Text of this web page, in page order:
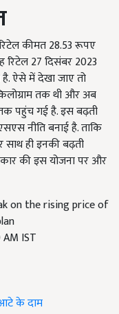
कीमत 28.53 रूपए
रिटेल 27 दिसंबर 2023
ऐसे में देखा जाए तो
तक थी और अब
पहुंच गई है. इस बढ़ती
नीति बनाई है. ताकि
ही इनकी बढ़ती
की इस योजना पर और
on the rising price of
AM IST
के दाम